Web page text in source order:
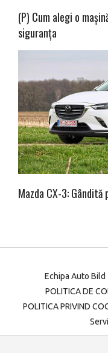
(P) Cum alegi o
siguranța
Mazda CX-3:
Echipa Auto Bild
POLITICA DE
POLITICA PRIVIND